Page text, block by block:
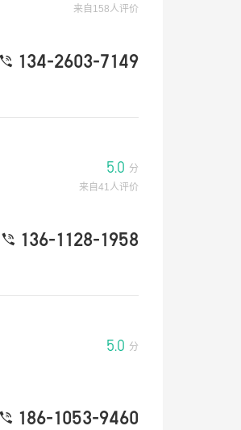
来自158人评价
134-2603-7149
5.0 分
来自41人评价
136-1128-1958
5.0 分
186-1053-9460